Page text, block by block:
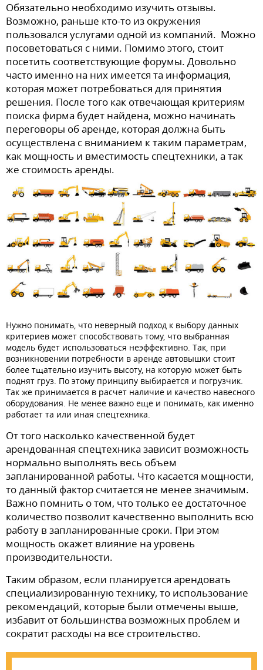
Обязательно необходимо изучить отзывы.
Возможно, раньше кто-то из окружения
пользовался услугами одной из компаний. Можно
посоветоваться с ними. Помимо этого, стоит
посетить соответствующие форумы. Довольно
часто именно на них имеется та информация,
которая может потребоваться для принятия
решения. После того как отвечающая критериям
поиска фирма будет найдена, можно начинать
переговоры об аренде, которая должна быть
осуществлена с вниманием к таким параметрам,
как мощность и вместимость спецтехники, а так
же стоимость аренды.
Нужно понимать, что неверный подход к выбору данных
критериев может способствовать тому, что выбранная
модель будет использоваться неэффективно. Так, при
возникновении потребности в аренде автовышки стоит
более тщательно изучить высоту, на которую может быть
поднят груз. По этому принципу выбирается и погрузчик.
Так же принимается в расчет наличие и качество навесного
оборудования. Не менее важно еще и понимать, как именно
работает та или иная спецтехника.
От того насколько качественной будет
арендованная спецтехника зависит возможность
нормально выполнять весь объем
запланированной работы. Что касается мощности,
то данный фактор считается не менее значимым.
Важно помнить о том, что только ее достаточное
количество позволит качественно выполнить всю
работу в запланированные сроки. При этом
мощность окажет влияние на уровень
производительности.
Таким образом, если планируется арендовать
специализированную технику, то использование
рекомендаций, которые были отмечены выше,
избавит от большинства возможных проблем и
сократит расходы на все строительство.